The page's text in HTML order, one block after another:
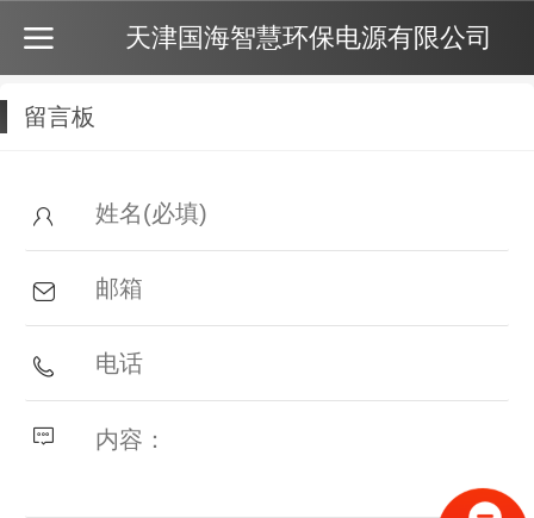
天津国海智慧环保电源有限公司
留言板